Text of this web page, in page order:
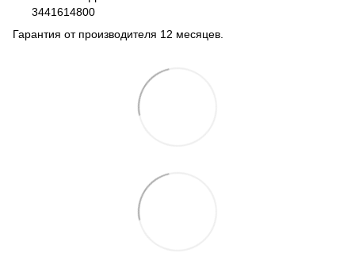
3441614800
Гарантия от производителя 12 месяцев.